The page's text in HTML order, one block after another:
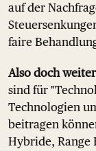
auf der
faire
Also doch
sind für
Technologien
beitragen
Hybride, Range